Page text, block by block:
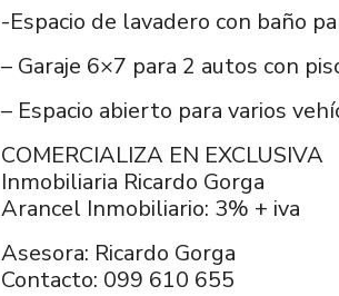
-Espacio de lavadero con baño
– Garaje 6×7 para 2 autos con
– Espacio abierto para varios
COMERCIALIZA EN EXCLUSIVA
Inmobiliaria Ricardo Gorga
Arancel Inmobiliario: 3% + iva
Asesora: Ricardo Gorga
Contacto: 099 610 655